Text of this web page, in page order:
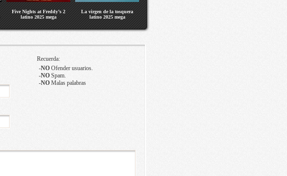
Five Nights at Freddy’s 2
latino 2025 mega
La virgen de la tosquera
latino 2025 mega
Recuerda:
-NOOfender usuarios.
-NOSpam.
-NOMalas palabras